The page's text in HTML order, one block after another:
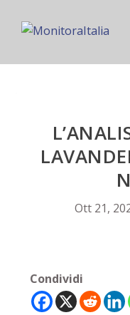
Ott 21,
Condividi